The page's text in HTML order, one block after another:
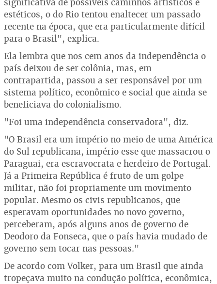
estéticos, o do Rio tentou enaltecer um passado
recente na época, que era particularmente difícil
para o Brasil", explica.
Ela lembra que nos cem anos da independência o
país deixou de ser colônia, mas, em
contrapartida, passou a ser responsável por um
sistema político, econômico e social que ainda se
beneficiava do colonialismo.
"Foi uma independência conservadora", diz.
"O Brasil era um império no meio de uma América
do Sul republicana, império esse que massacrou o
Paraguai, era escravocrata e herdeiro de Portugal.
Já a Primeira República é fruto de um golpe
militar, não foi propriamente um movimento
popular. Mesmo os civis republicanos, que
esperavam oportunidades no novo governo,
perceberam, após alguns anos de governo de
Deodoro da Fonseca, que o país havia mudado de
governo sem tocar nas pessoas."
De acordo com Volker, para um Brasil que ainda
tropeçava muito na condução política, econômica,